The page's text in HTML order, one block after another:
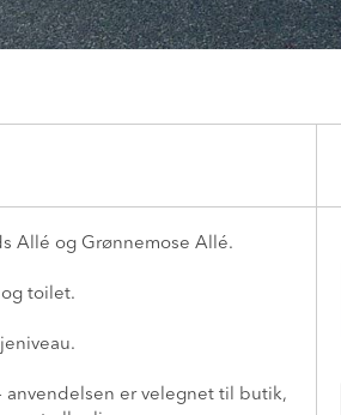
Allé og Grønnemose Allé.
toilet.
anvendelsen er velegnet til butik,